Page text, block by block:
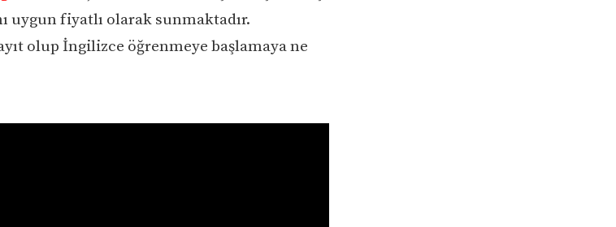
uygun fiyatlı olarak sunmaktadır.
olup İngilizce öğrenmeye başlamaya ne